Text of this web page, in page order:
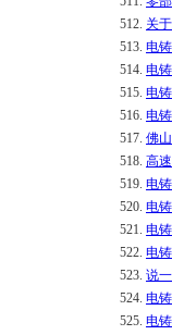
512. 关
513. 电
514. 电
515. 电
516. 电
517. 佛
518. 高
519. 电
520. 电
521. 电
522. 电
523. 说
524. 电
525. 电